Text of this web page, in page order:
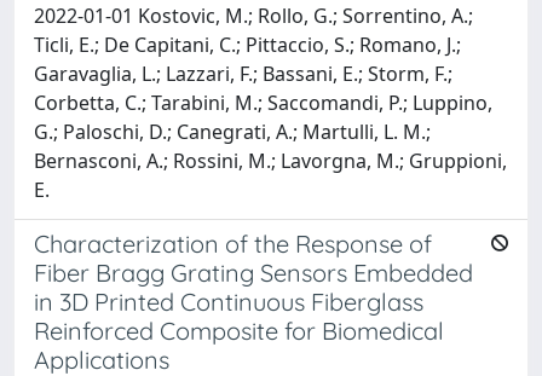
2022-01-01 Kostovic, M.; Rollo, G.; Sorrentino, A.;
Ticli, E.; De Capitani, C.; Pittaccio, S.; Romano, J.;
Garavaglia, L.; Lazzari, F.; Bassani, E.; Storm, F.;
Corbetta, C.; Tarabini, M.; Saccomandi, P.; Luppino,
G.; Paloschi, D.; Canegrati, A.; Martulli, L. M.;
Bernasconi, A.; Rossini, M.; Lavorgna, M.; Gruppioni,
E.
Characterization of the Response of
Fiber Bragg Grating Sensors Embedded
in 3D Printed Continuous Fiberglass
Reinforced Composite for Biomedical
Applications